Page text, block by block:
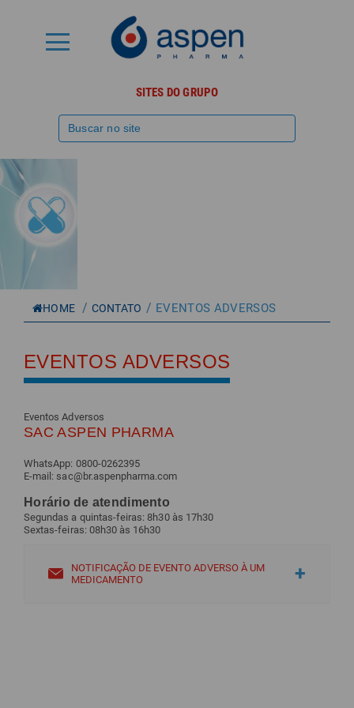
SITES DO GRUPO
HOME / CONTATO / EVENTOS ADVERSOS
EVENTOS ADVERSOS
Eventos Adversos
SAC ASPEN PHARMA
WhatsApp: 0800-0262395
E-mail: sac@br.aspenpharma.com
Horário de atendimento
Segundas a quintas-feiras: 8h30 às 17h30
Sextas-feiras: 08h30 às 16h30
NOTIFICAÇÃO DE EVENTO ADVERSO À UM
MEDICAMENTO